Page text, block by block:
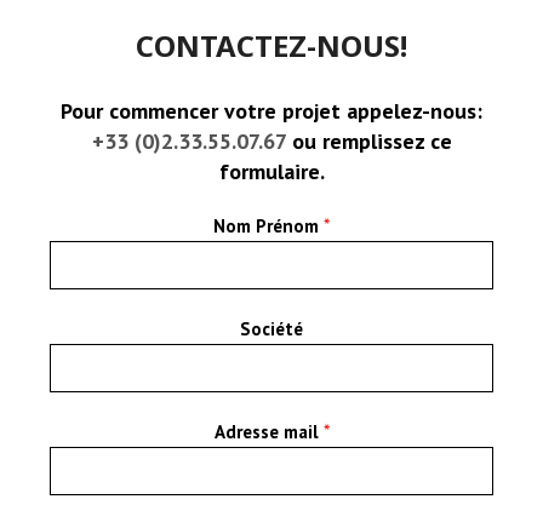
CONTACTEZ-NOUS!
Pour commencer votre projet appelez-nous:
+33 (0)2.33.55.07.67ou remplissez ce
formulaire.
Nom Prénom *
Société
Adresse mail *